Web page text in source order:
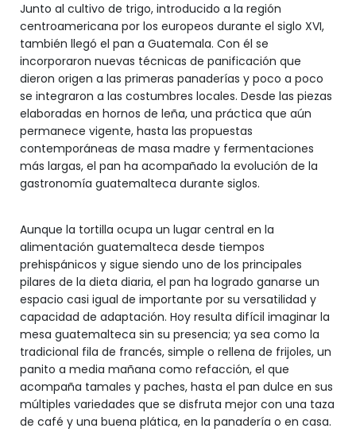
Junto al cultivo de trigo, introducido a la región
centroamericana por los europeos durante el siglo XVI,
también llegó el pan a Guatemala. Con él se
incorporaron nuevas técnicas de panificación que
dieron origen a las primeras panaderías y poco a poco
se integraron a las costumbres locales. Desde las piezas
elaboradas en hornos de leña, una práctica que aún
permanece vigente, hasta las propuestas
contemporáneas de masa madre y fermentaciones
más largas, el pan ha acompañado la evolución de la
gastronomía guatemalteca durante siglos.
Aunque la tortilla ocupa un lugar central en la
alimentación guatemalteca desde tiempos
prehispánicos y sigue siendo uno de los principales
pilares de la dieta diaria, el pan ha logrado ganarse un
espacio casi igual de importante por su versatilidad y
capacidad de adaptación. Hoy resulta difícil imaginar la
mesa guatemalteca sin su presencia; ya sea como la
tradicional fila de francés, simple o rellena de frijoles, un
panito a media mañana como refacción, el que
acompaña tamales y paches, hasta el pan dulce en sus
múltiples variedades que se disfruta mejor con una taza
de café y una buena plática, en la panadería o en casa.